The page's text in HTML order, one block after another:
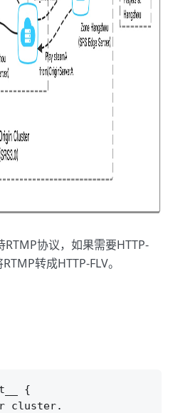
协议，如果需要HTTP-
转成HTTP-FLV。
{
cluster.